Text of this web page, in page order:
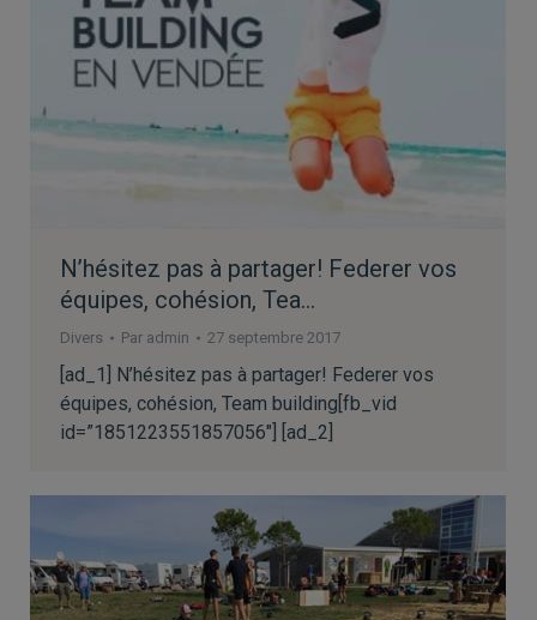
N’hésitez pas à partager! Federer vos
équipes, cohésion, Tea…
Divers Par admin 27 septembre 2017
[ad_1] N’hésitez pas à partager! Federer vos
équipes, cohésion, Team building[fb_vid
id=”1851223551857056″] [ad_2]